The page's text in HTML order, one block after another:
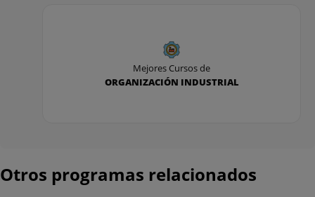
Mejores Cursos de
ORGANIZACIÓN INDUSTRIAL
Otros programas relacionados